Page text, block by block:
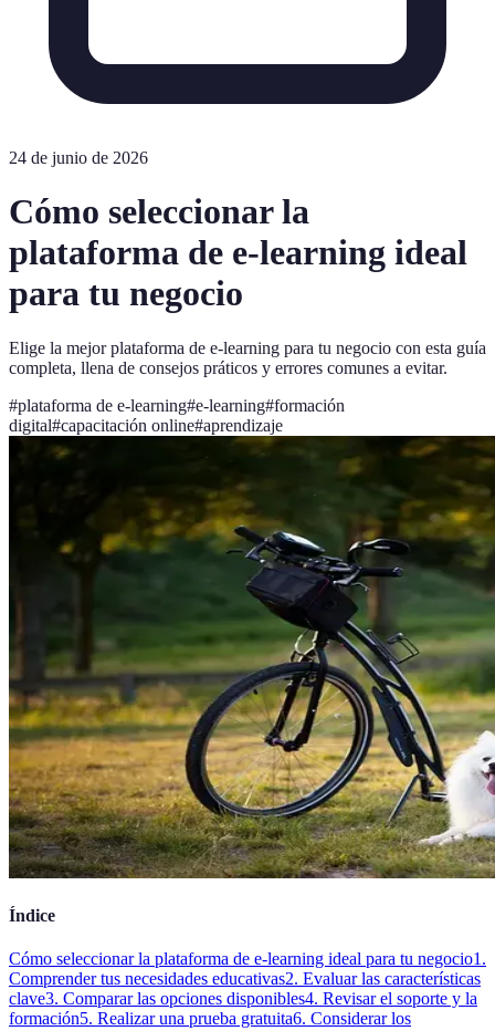
24 de junio de 2026
Cómo seleccionar la
plataforma de e-learning ideal
para tu negocio
Elige la mejor plataforma de e-learning para tu negocio con esta guía
completa, llena de consejos práticos y errores comunes a evitar.
#plataforma de e-learning#e-learning#formación
digital#capacitación online#aprendizaje
Índice
Cómo seleccionar la plataforma de e-learning ideal para tu negocio1.
Comprender tus necesidades educativas2. Evaluar las características
clave3. Comparar las opciones disponibles4. Revisar el soporte y la
formación5. Realizar una prueba gratuita6. Considerar los